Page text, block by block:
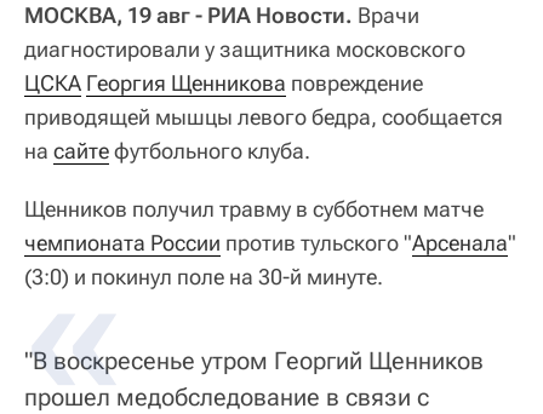
МОСКВА, 19 авг - РИА Новости. Врачи
диагностировали у защитника московского
ЦСКА Георгия Щенникова повреждение
приводящей мышцы левого бедра, сообщается
на сайтефутбольного клуба.
Щенников получил травму в субботнем матче
чемпионата России против тульского "Арсенала"
(3:0) и покинул поле на 30-й минуте.
"В воскресенье утром Георгий Щенников
прошел медобследование в связи с